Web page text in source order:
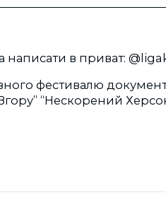
написати в приват:
фестивалю
“Нескорений